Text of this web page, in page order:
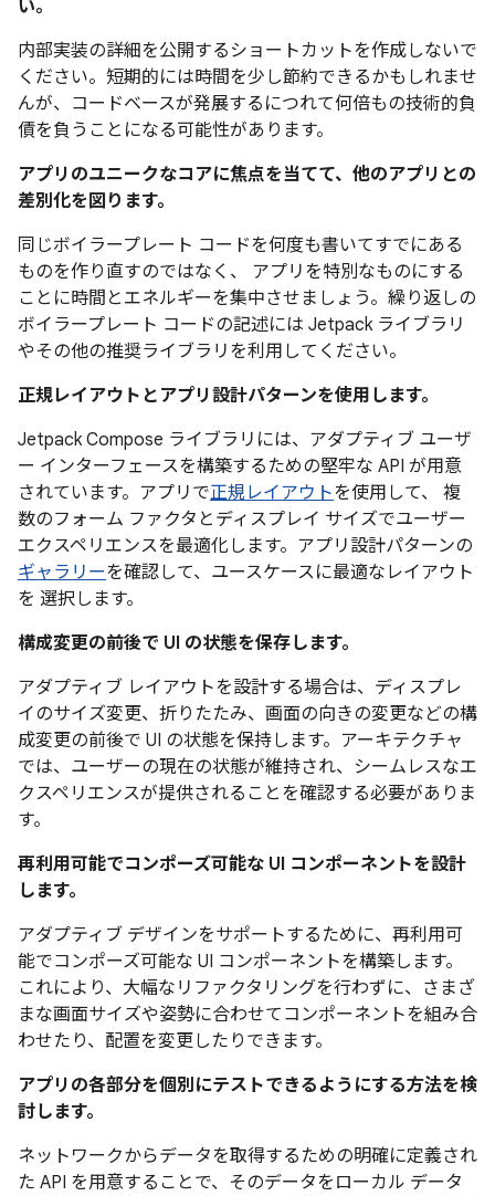
い。
内部実装の詳細を公開するショートカットを作成しないで
ください。短期的には時間を少し節約できるかもしれませ
んが、コードベースが発展するにつれて何倍もの技術的負
債を負うことになる可能性があります。
アプリのユニークなコアに焦点を当てて、他のアプリとの
差別化を図ります。
同じボイラープレート コードを何度も書いてすでにある
ものを作り直すのではなく、 アプリを特別なものにする
ことに時間とエネルギーを集中させましょう。繰り返しの
ボイラープレート コードの記述には Jetpack ライブラリ
やその他の推奨ライブラリを利用してください。
正規レイアウトとアプリ設計パターンを使用します。
Jetpack Compose ライブラリには、アダプティブ ユーザ
ー インターフェースを構築するための堅牢な API が用意
されています。アプリで正規レイアウトを使用して、 複
数のフォーム ファクタとディスプレイ サイズでユーザー
エクスペリエンスを最適化します。アプリ設計パターンの
ギャラリーを確認して、ユースケースに最適なレイアウト
を 選択します。
構成変更の前後で UI の状態を保存します。
アダプティブ レイアウトを設計する場合は、ディスプレ
イのサイズ変更、折りたたみ、画面の向きの変更などの構
成変更の前後で UI の状態を保持します。アーキテクチャ
では、ユーザーの現在の状態が維持され、シームレスなエ
クスペリエンスが提供されることを確認する必要がありま
す。
再利用可能でコンポーズ可能な UI コンポーネントを設計
します。
アダプティブ デザインをサポートするために、再利用可
能でコンポーズ可能な UI コンポーネントを構築します。
これにより、大幅なリファクタリングを行わずに、さまざ
まな画面サイズや姿勢に合わせてコンポーネントを組み合
わせたり、配置を変更したりできます。
アプリの各部分を個別にテストできるようにする方法を検
討します。
ネットワークからデータを取得するための明確に定義され
た API を用意することで、そのデータをローカル データ